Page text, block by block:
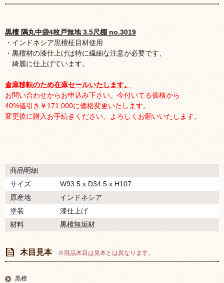
黒檀 隅丸中袋4枚戸無地 3.5尺棚 no.3019
・インドネシア黒檀柾目材使用
・黒檀材の漆仕上げは特に繊細な注意が必要です、
綺麗に仕上げています。
倉庫移転のため在庫セールいたします。
お問い合わせからお申込み下さい。今付いてる価格から
40%値引き￥171,000に価格変更いたします。
変更後に購入お手続きください。よろしくお願いいたします。
商品明細
サイズ
W93.5 x D34.5 x H107
原産地
インドネシア
塗装
漆仕上げ
材料
黒檀無垢材
木目見本 ※現品木目は見本とは異なります。
黒檀